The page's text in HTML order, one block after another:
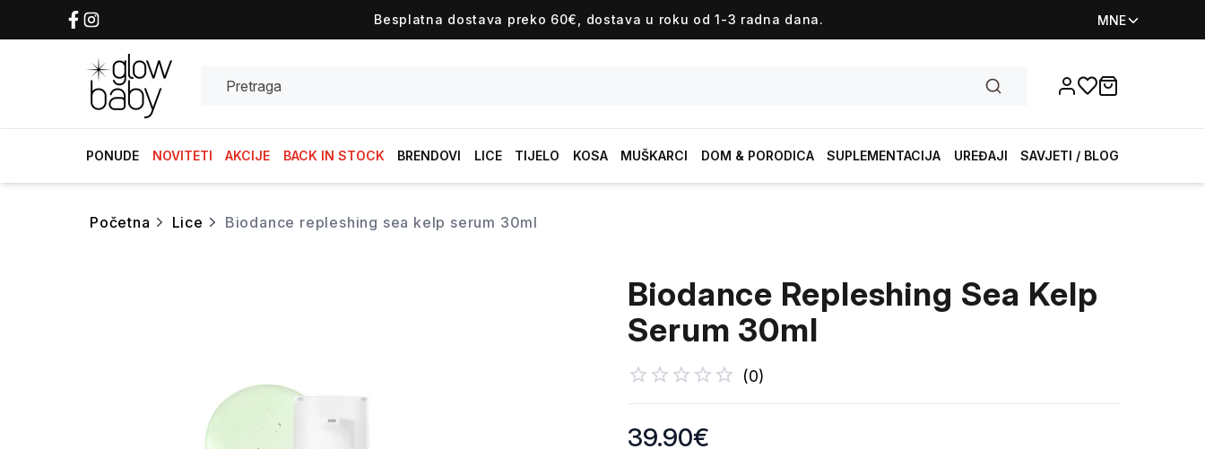
Besplatna dostava preko 60€, dostava u roku od 1-3 radna dana. MNE
Favorites
items in cart,
PONUDE NOVITETI AKCIJE BACK IN STOCK BRENDOVI LICE TIJELO KOSA MUŠKARCI DOM & PORODICA SUPLEMENTACIJA UREĐAJI SAVJETI / BLOG
početna lice biodance repleshing sea kelp serum 30ml
Biodance Repleshing Sea Kelp
Serum 30ml
(0)
Product information
39.90€